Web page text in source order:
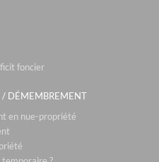
foncier
/ DÉMEMBREMENT
en nue-propriété